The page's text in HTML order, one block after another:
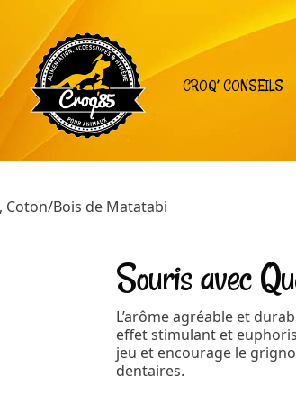
CROQ’ CONSEILS
Coton/Bois de Matatabi
Souris avec
L’arôme agréable et
effet stimulant et
jeu et encourage le
dentaires.